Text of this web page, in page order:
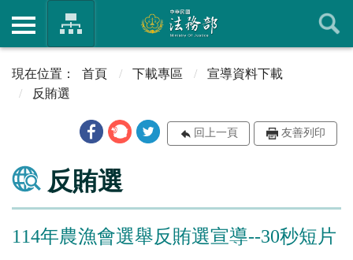
首頁 下載專區
宣導資料下載
反賄選
回上一頁 友善列印
反賄選
114年農漁會選舉反賄選宣導--30秒短片